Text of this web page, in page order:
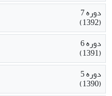
دوره 7
(1392)
دوره 6
(1391)
دوره 5
(1390)